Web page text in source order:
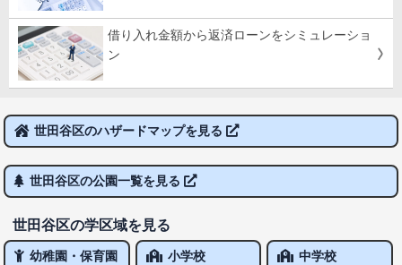
借り入れ金額から返済ローンをシミュレーショ
ン
世田谷区のハザードマップを見る
世田谷区の公園一覧を見る
世田谷区の学区域を見る
幼稚園・保育園 小学校 中学校